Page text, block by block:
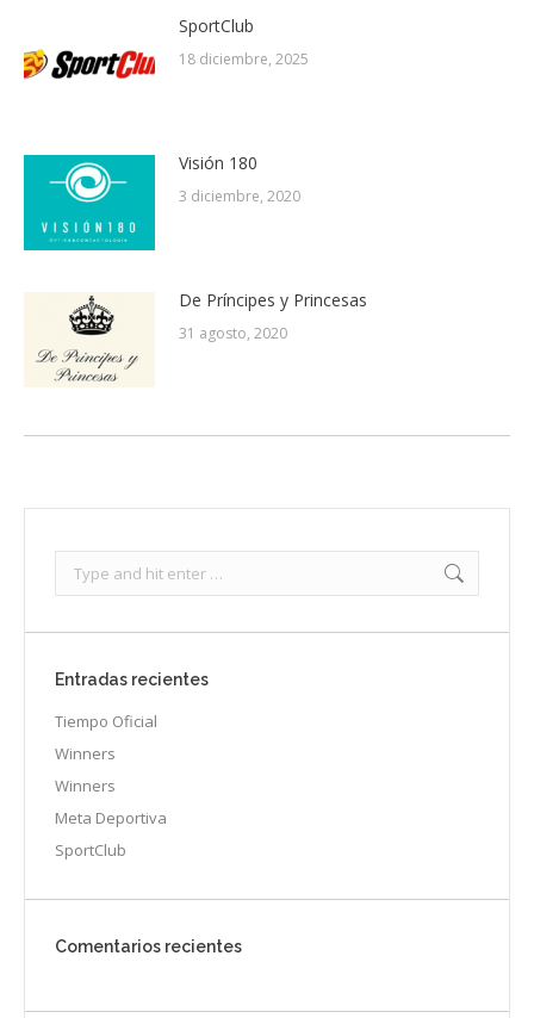
SportClub
18 diciembre, 2025
Visión 180
3 diciembre, 2020
De Príncipes y Princesas
31 agosto, 2020
Entradas recientes
Tiempo Oficial
Winners
Winners
Meta Deportiva
SportClub
Comentarios recientes